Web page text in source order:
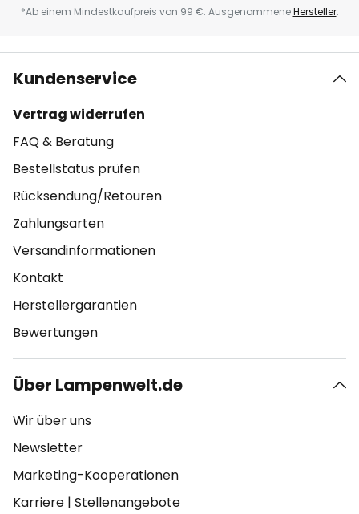
*Ab einem Mindestkaufpreis von 99 €. AusgenommeneHersteller.
Kundenservice
Vertrag widerrufen
FAQ & Beratung
Bestellstatus prüfen
Rücksendung/Retouren
Zahlungsarten
Versandinformationen
Kontakt
Herstellergarantien
Bewertungen
Über Lampenwelt.de
Wir über uns
Newsletter
Marketing-Kooperationen
Karriere | Stellenangebote